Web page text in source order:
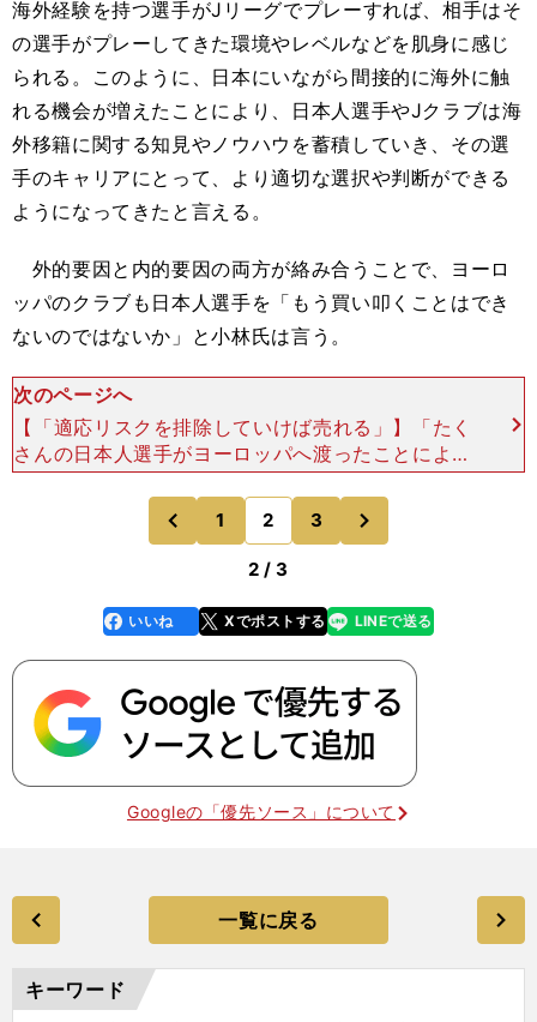
海外経験を持つ選手がJリーグでプレーすれば、相手はそ
の選手がプレーしてきた環境やレベルなどを肌身に感じ
られる。このように、日本にいながら間接的に海外に触
れる機会が増えたことにより、日本人選手やJクラブは海
外移籍に関する知見やノウハウを蓄積していき、その選
手のキャリアにとって、より適切な選択や判断ができる
ようになってきたと言える。
外的要因と内的要因の両方が絡み合うことで、ヨーロ
ッパのクラブも日本人選手を「もう買い叩くことはでき
ないのではないか」と小林氏は言う。
次のページへ
【「適応リスクを排除していけば売れる」】「たく
さんの日本人選手がヨーロッパへ渡ったことによっ
て、うまくいく例も、思い通りにいかない例も出て
きたわけですが、その中で『適応リスクを丁寧に排
除していければ
前
のページへ
1 2 3
2 / 3
faceboo
k
いいね Xでポストする
line LINEで送る
Googleの「優先ソース」について
一覧に戻る
キーワード